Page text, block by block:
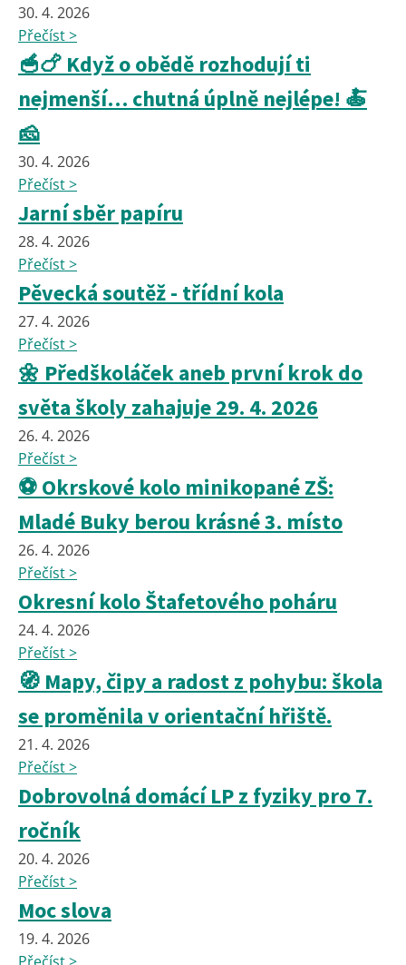
30. 4. 2026
Přečíst >
🥣🍗 Když o obědě rozhodují ti
nejmenší… chutná úplně nejlépe! 🍝
🧀
30. 4. 2026
Přečíst >
Jarní sběr papíru
28. 4. 2026
Přečíst >
Pěvecká soutěž - třídní kola
27. 4. 2026
Přečíst >
🌼 Předškoláček aneb první krok do
světa školy zahajuje 29. 4. 2026
26. 4. 2026
Přečíst >
⚽ Okrskové kolo minikopané ZŠ:
Mladé Buky berou krásné 3. místo
26. 4. 2026
Přečíst >
Okresní kolo Štafetového poháru
24. 4. 2026
Přečíst >
🧭 Mapy, čipy a radost z pohybu: škola
se proměnila v orientační hřiště.
21. 4. 2026
Přečíst >
Dobrovolná domácí LP z fyziky pro 7.
ročník
20. 4. 2026
Přečíst >
Moc slova
19. 4. 2026